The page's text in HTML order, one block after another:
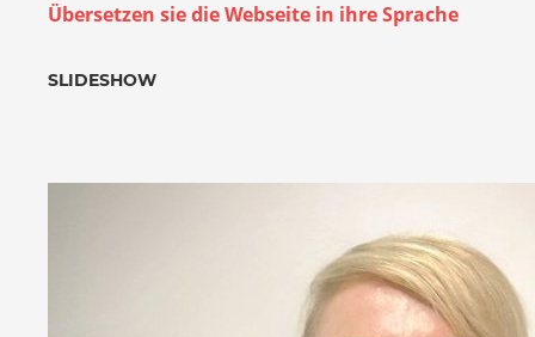
Übersetzen sie die Webseite in ihre Sprache
SLIDESHOW